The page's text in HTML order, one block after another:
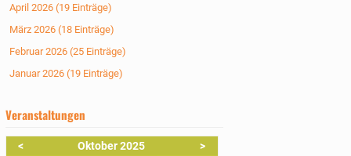
April 2026 (19 Einträge)
März 2026 (18 Einträge)
Februar 2026 (25 Einträge)
Januar 2026 (19 Einträge)
Veranstaltungen
< Oktober 2025
>